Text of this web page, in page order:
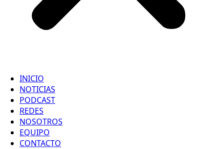
INICIO
NOTICIAS
PODCAST
REDES
NOSOTROS
EQUIPO
CONTACTO